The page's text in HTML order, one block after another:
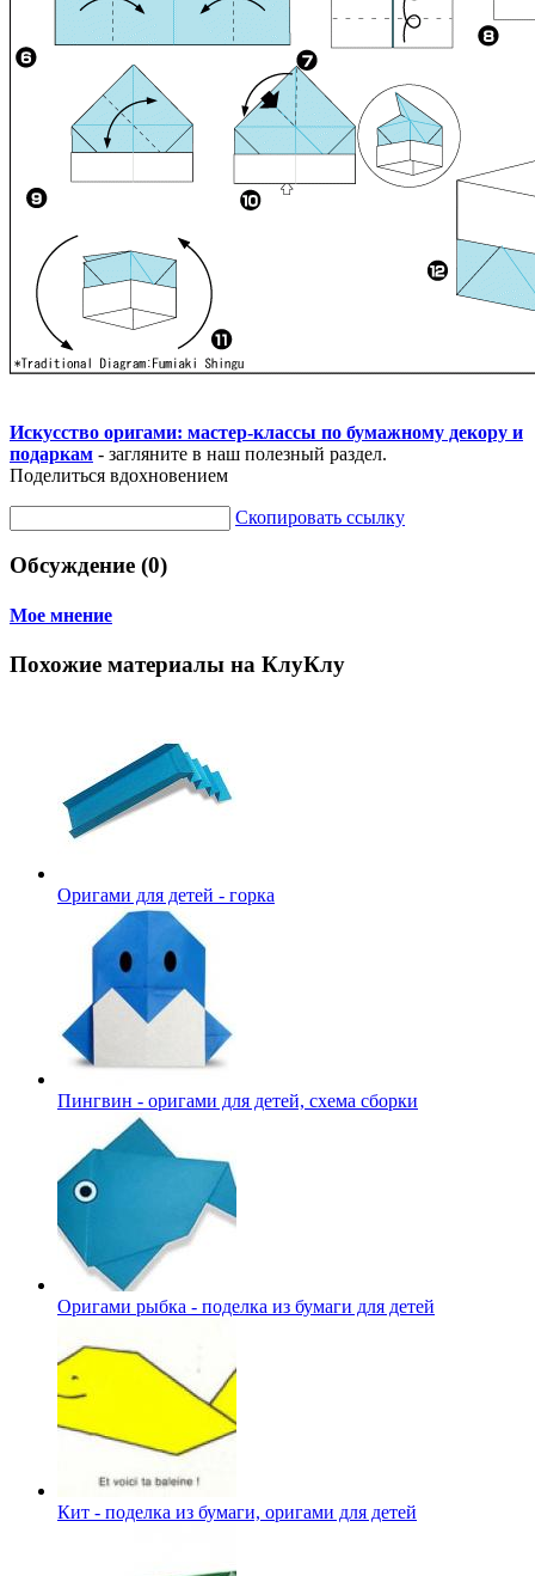
Искусство оригами: мастер-классы по бумажному декору и
подаркам - загляните в наш полезный раздел.
Поделиться вдохновением
Скопировать ссылку
Обсуждение (0)
Мое мнение
Похожие материалы на КлуКлу
Оригами для детей - горка
Пингвин - оригами для детей, схема сборки
Оригами рыбка - поделка из бумаги для детей
Кит - поделка из бумаги, оригами для детей